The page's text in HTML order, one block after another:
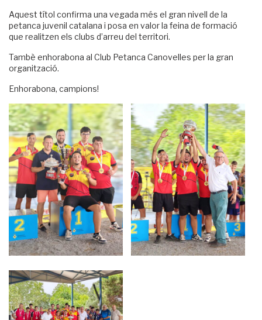
Aquest títol confirma una vegada més el gran nivell de la
petanca juvenil catalana i posa en valor la feina de formació
que realitzen els clubs d’arreu del territori.
Tambè enhorabona al Club Petanca Canovelles per la gran
organització.
Enhorabona, campions!